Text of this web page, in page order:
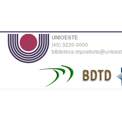
UNIOESTE
(45) 3220-3000